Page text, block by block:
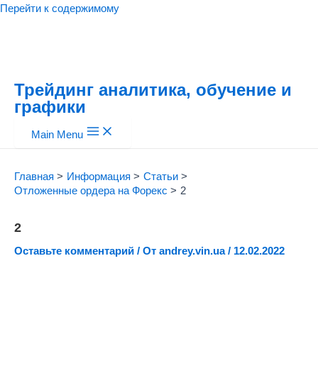
Перейти к содержимому
Трейдинг аналитика, обучение и
графики
Main Menu
Главная Информация
Статьи
Отложенные ордера на Форекс
2
2
Оставьте комментарий / От andrey.vin.ua/ 12.02.2022